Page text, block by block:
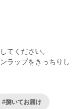
てください。
ラップをきっちりし
#捌いてお届け